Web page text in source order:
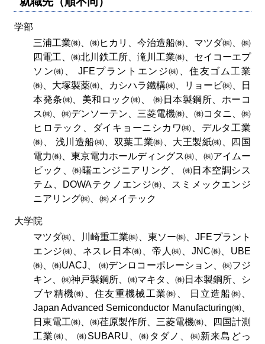
学部
三浦工業㈱、㈱ヒカリ、今治造船㈱、マツダ㈱、㈱
四電工、㈱北川鉄工所、滝川工業㈱、セイコーエプ
ソン㈱、 JFEプラントエンジ㈱、住友ゴム工業
㈱、大塚製薬㈱、カシハラ鐵構㈱、リョービ㈱、日
本発条㈱、美和ロック㈱、 ㈱日本製鋼所、ホーコ
ス㈱、㈱デンソーテン、三菱電機㈱、㈱コタニ、㈱
ヒロテック、ダイキョーニシカワ㈱、デルタ工業
㈱、 浅川造船㈱、双葉工業㈱、大王製紙㈱、四国
電力㈱、東京電力ホールディングス㈱、㈱アイムー
ビック、㈱曙エンジニアリング、 ㈱日本空調シス
テム、DOWAテクノエンジ㈱、スミメックエンジ
ニアリング㈱、㈱メイテック
大学院
マツダ㈱、川崎重工業㈱、東ソー㈱、JFEプラント
エンジ㈱、ネスレ日本㈱、帝人㈱、JNC㈱、UBE
㈱、㈱UACJ、 ㈱デンロコーポレーション、㈱フジ
キン、㈱神戸製鋼所、㈱マキタ、㈱日本製鋼所、シ
ブヤ精機㈱、住友重機械工業㈱、 日立造船㈱、
Japan Advanced Semiconductor Manufacturing㈱、
日東電工㈱、㈱荏原製作所、三菱電機㈱、四国計測
工業㈱、 ㈱SUBARU、㈱タダノ、㈱新来島どっ